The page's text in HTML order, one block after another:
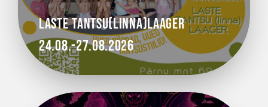
LASTE TANTSU(linna)LAAGER
24.08.-27.08.2026